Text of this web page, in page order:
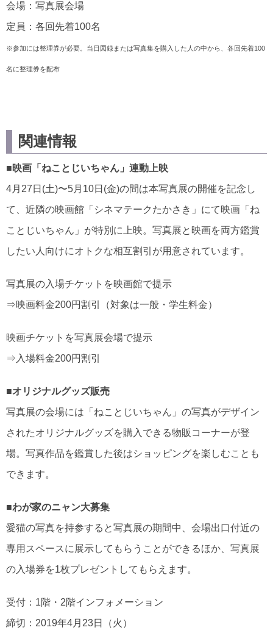
会場：写真展会場
定員：各回先着100名
※参加には整理券が必要。当日図録または写真集を購入した人の中から、各回先着100
名に整理券を配布
関連情報
■映画「ねことじいちゃん」連動上映
4月27日(土)〜5月10日(金)の間は本写真展の開催を記念し
て、近隣の映画館「シネマテークたかさき」にて映画「ね
ことじいちゃん」が特別に上映。写真展と映画を両方鑑賞
したい人向けにオトクな相互割引が用意されています。
写真展の入場チケットを映画館で提示
⇒映画料金200円割引（対象は一般・学生料金）
映画チケットを写真展会場で提示
⇒入場料金200円割引
■オリジナルグッズ販売
写真展の会場には「ねことじいちゃん」の写真がデザイン
されたオリジナルグッズを購入できる物販コーナーが登
場。写真作品を鑑賞した後はショッピングを楽しむことも
できます。
■わが家のニャン大募集
愛猫の写真を持参すると写真展の期間中、会場出口付近の
専用スペースに展示してもらうことができるほか、写真展
の入場券を1枚プレゼントしてもらえます。
受付：1階・2階インフォメーション
締切：2019年4月23日（火）